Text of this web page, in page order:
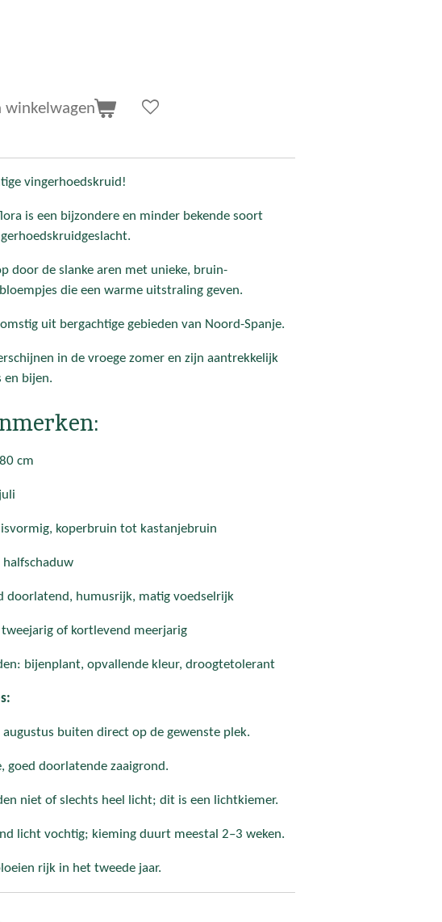
winkelwagen
vingerhoedskruid!
is een bijzondere en minder bekende soort
door de slanke aren met unieke, bruin-
die een warme uitstraling geven.
uit bergachtige gebieden van Noord-Spanje.
in de vroege zomer en zijn aantrekkelijk
en bijen.
cm
koperbruin tot kastanjebruin
halfschaduw
doorlatend, humusrijk, matig voedselrijk
tweejarig of kortlevend meerjarig
bijenplant, opvallende kleur, droogtetolerant
augustus buiten direct op de gewenste plek.
goed doorlatende zaaigrond.
niet of slechts heel licht; dit is een lichtkiemer.
licht vochtig; kieming duurt meestal 2–3 weken.
rijk in het tweede jaar.